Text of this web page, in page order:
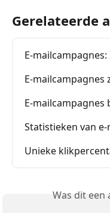
Gerelateerde
E-
E-
E-mailcampagnes
Statistieken van
Unieke
Was dit een